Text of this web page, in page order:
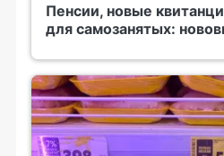
Пенсии, новые
для самозанятых: